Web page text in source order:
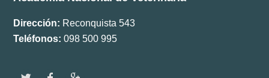
Dirección: Reconquista 543
Teléfonos: 098 500 995